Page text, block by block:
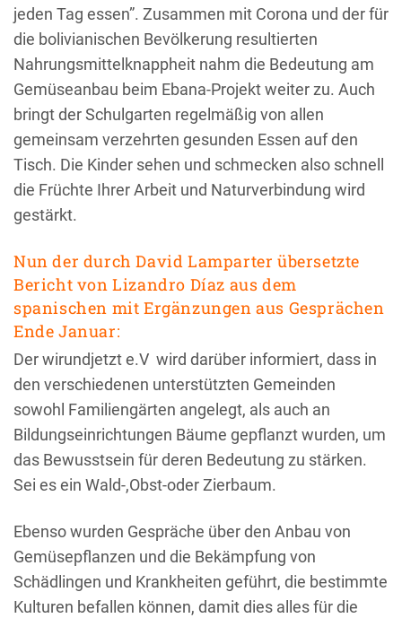
jeden Tag essen”. Zusammen mit Corona und der für
die bolivianischen Bevölkerung resultierten
Nahrungsmittelknappheit nahm die Bedeutung am
Gemüseanbau beim Ebana-Projekt weiter zu. Auch
bringt der Schulgarten regelmäßig von allen
gemeinsam verzehrten gesunden Essen auf den
Tisch. Die Kinder sehen und schmecken also schnell
die Früchte Ihrer Arbeit und Naturverbindung wird
gestärkt.
Nun der durch David Lamparter übersetzte
Bericht von Lizandro Díaz aus dem
spanischen mit Ergänzungen aus Gesprächen
Ende Januar:
Der wirundjetzt e.V wird darüber informiert, dass in
den verschiedenen unterstützten Gemeinden
sowohl Familiengärten angelegt, als auch an
Bildungseinrichtungen Bäume gepflanzt wurden, um
das Bewusstsein für deren Bedeutung zu stärken.
Sei es ein Wald-,Obst-oder Zierbaum.
Ebenso wurden Gespräche über den Anbau von
Gemüsepflanzen und die Bekämpfung von
Schädlingen und Krankheiten geführt, die bestimmte
Kulturen befallen können, damit dies alles für die